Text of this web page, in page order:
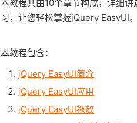
本教程共由10个章节构成，详细
习，让您轻松掌握jQuery EasyUI。
本教程包含：
jQuery EasyUI简介
jQuery EasyUI应用
jQuery EasyUI拖放